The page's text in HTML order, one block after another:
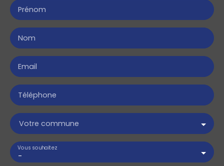
Prénom
Nom
Email
Téléphone
Votre commune
-
Vous souhaitez